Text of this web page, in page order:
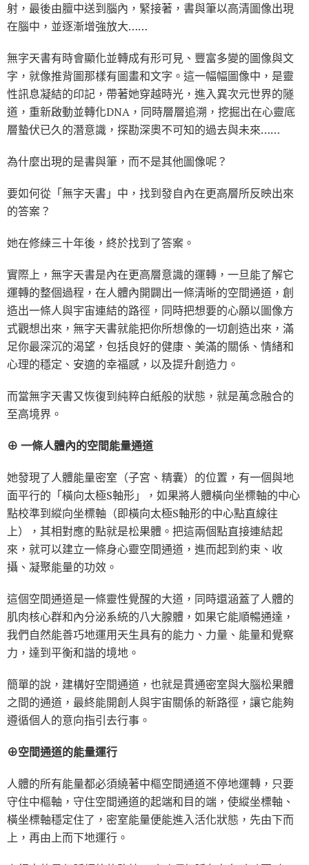
射，最後由膻中送到腦內，緊接著，書與筆以高清圖像出現
在腦中，並逐漸增強放大……
無字天書有時會顯化並轉成有形可見、豐富多變的圖像與文
字，就像推背圖那樣有圖畫和文字。這一幅幅圖像中，是靈
性訊息凝結的印記，帶著她穿越時光，進入異次元世界的隧
道，重新啟動並轉化DNA，同時層層追溯，挖掘出在心靈底
層蟄伏已久的潛意識，探勘深奧不可知的過去與未來……
為什麼出現的是書與筆，而不是其他圖像呢？
要如何從「無字天書」中，找到發自內在更高層所反映出來
的答案？
她在修練三十年後，終於找到了答案。
實際上，無字天書是內在更高層意識的運轉，一旦能了解它
運轉的整個過程，在人體內開闢出一條清晰的空間通道，創
造出一條人與宇宙連結的路徑，同時把想要的心願以圖像方
式觀想出來，無字天書就能把你所想像的一切創造出來，滿
足你最深沉的渴望，包括良好的健康、美滿的關係、情緒和
心理的穩定、安適的幸福感，以及提升創造力。
而當無字天書又恢復到純粹白紙般的狀態，就是萬念融合的
至高境界。
⊕ 一條人體內的空間能量通道
她發現了人體能量密室（子宮、精囊）的位置，有一個與地
面平行的「橫向太極S軸形」，如果將人體橫向坐標軸的中心
點校準到縱向坐標軸（即橫向太極S軸形的中心點直線往
上），其相對應的點就是松果體。把這兩個點直接連結起
來，就可以建立一條身心靈空間通道，進而起到約束、收
攝、凝聚能量的功效。
這個空間通道是一條靈性覺醒的大道，同時還涵蓋了人體的
肌肉核心群和內分泌系統的八大腺體，如果它能順暢通達，
我們自然能善巧地運用天生具有的能力、力量、能量和覺察
力，達到平衡和諧的境地。
簡單的說，建構好空間通道，也就是貫通密室與大腦松果體
之間的通道，最終能開創人與宇宙關係的新路徑，讓它能夠
遵循個人的意向指引去行事。
⊕空間通道的能量運行
人體的所有能量都必須繞著中樞空間通道不停地運轉，只要
守住中樞軸，守住空間通道的起端和目的端，使縱坐標軸、
橫坐標軸穩定住了，密室能量便能進入活化狀態，先由下而
上，再由上而下地運行。